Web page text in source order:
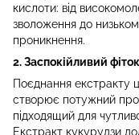
кислоти: від
зволоження до
проникнення.
2. Заспокійливий
Поєднання екстракту
створює потужний
підходящий для
Екстракт кукурудзи